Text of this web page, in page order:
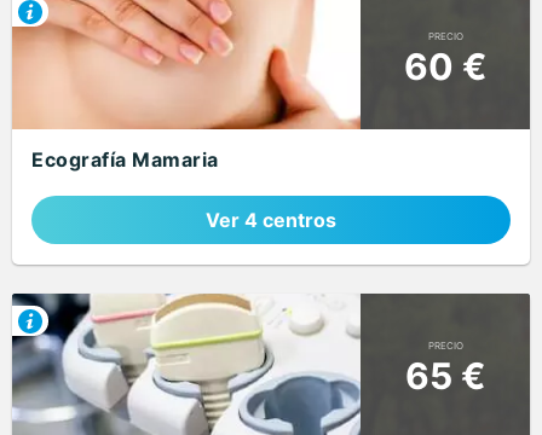
PRECIO
60 €
Ecografía Mamaria
Ver 4 centros
PRECIO
65 €